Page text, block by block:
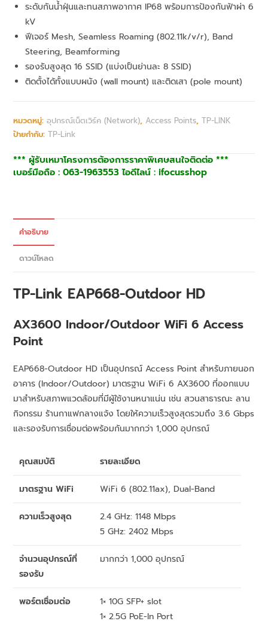
ระดับกันน้ำฝุ่นและทนสภาพอากาศ IP68 พร้อมการป้องกันฟ้าผ่า 6
kV
ฟีเจอร์ Mesh, Seamless Roaming (802.11k/v/r), Band
Steering, Beamforming
รองรับสูงสุด 16 SSID (แบ่งเป็นย่านละ 8 SSID)
ติดตั้งได้ทั้งแบบผนัง (wall mount) และติดเสา (pole mount)
หมวดหมู่:อุปกรณ์เน็ตเวิร์ค (Network), Access Points,TP-LINK
ป้ายกำกับ:TP-Link
*** ผู้รับเหมาโครงการต้องการราคาพิเศษสนใจติดต่อ ***
เบอร์มือถือ : 063-1963553 ไอดีไลน์ : ifocusshop
คำอธิบาย
ดาวน์โหลด
TP-Link EAP668-Outdoor HD
AX3600 Indoor/Outdoor WiFi 6 Access
Point
EAP668-Outdoor HD เป็นอุปกรณ์ Access Point สำหรับภายนอก
อาคาร (Indoor/Outdoor) มาตรฐาน WiFi 6 AX3600 ที่ออกแบบ
มาสำหรับสภาพแวดล้อมที่มีผู้ใช้งานหนาแน่น เช่น สวนสาธารณะ ลาน
กิจกรรม ร้านกาแฟกลางแจ้ง โดยให้ความเร็วสูงสุดรวมถึง 3.6 Gbps
และรองรับการเชื่อมต่อพร้อมกันมากกว่า 1,000 อุปกรณ์
คุณสมบัติ รายละเอียด
มาตรฐาน WiFi WiFi 6 (802.11ax), Dual-Band
ความเร็วสูงสุด
2.4 GHz: 1148 Mbps
5 GHz: 2402 Mbps
จำนวนอุปกรณ์ที่
รองรับ
มากกว่า 1,000 อุปกรณ์
พอร์ตเชื่อมต่อ
1× 10G SFP+ slot
1× 2.5G PoE-In Port